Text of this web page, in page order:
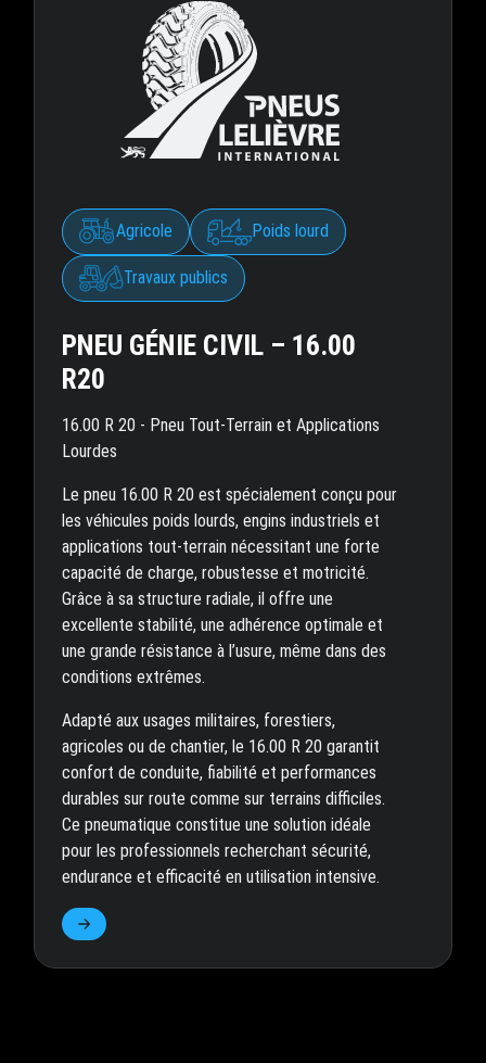
Agricole Poids lourd
Travaux publics
PNEU GÉNIE CIVIL – 16.00
R20
16.00 R 20 - Pneu Tout-Terrain et Applications
Lourdes
Le pneu 16.00 R 20 est spécialement conçu pour
les véhicules poids lourds, engins industriels et
applications tout-terrain nécessitant une forte
capacité de charge, robustesse et motricité.
Grâce à sa structure radiale, il offre une
excellente stabilité, une adhérence optimale et
une grande résistance à l’usure, même dans des
conditions extrêmes.
Adapté aux usages militaires, forestiers,
agricoles ou de chantier, le 16.00 R 20 garantit
confort de conduite, fiabilité et performances
durables sur route comme sur terrains difficiles.
Ce pneumatique constitue une solution idéale
pour les professionnels recherchant sécurité,
endurance et efficacité en utilisation intensive.